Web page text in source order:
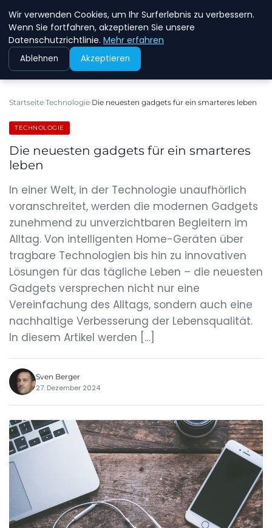
NEW ENERGY JOBS
Startseite Technologie Die neuesten gadgets für ein smarteres leben
TECHNOLOGIE
Die neuesten gadgets für ein smarteres
leben
In einer Welt, in der Technologie unaufhörlich
voranschreitet, werden die modernen Gadgets
zunehmend zu unverzichtbaren Begleitern im
Alltag. Von intelligenten Home-Geräten über
tragbare Technologien bis hin zu innovativen
Lösungen für das tägliche Leben – die neuesten
Gadgets versprechen nicht nur eine
Vereinfachung des Alltags, sondern auch eine
nachhaltige Verbesserung der Lebensqualität.
In diesem Artikel werden […]
Sven Berger
27. Dezember 2024
Wir verwenden Cookies, um Ihr Surferlebnis zu verbessern.
Wenn Sie fortfahren, akzeptieren Sie unsere
Datenschutzrichtlinie. Mehr erfahren
Ablehnen Akzeptieren